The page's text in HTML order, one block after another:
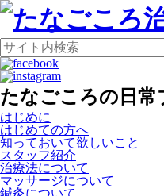
たなごころの日常
はじめに
はじめての方へ
知っておいて欲しいこと
スタッフ紹介
治療法について
マッサージについて